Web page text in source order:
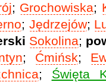
; Grochowiska;
; Jędrzejów;
Sokolina;
; Ćmińsk;
; Święta